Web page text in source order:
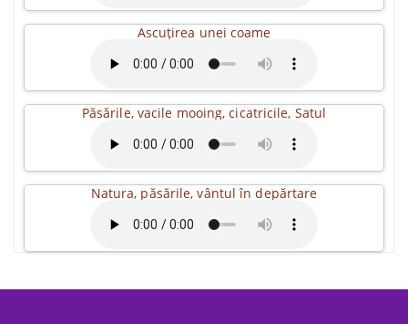
Ascuțirea unei coame
Păsările, vacile mooing, cicatricile, Satul
Natura, păsările, vântul în depărtare